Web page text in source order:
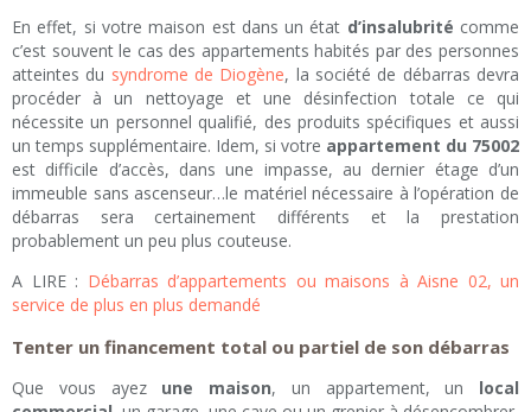
En effet, si votre maison est dans un état d’insalubrité comme
c’est souvent le cas des appartements habités par des personnes
atteintes du syndrome de Diogène, la société de débarras devra
procéder à un nettoyage et une désinfection totale ce qui
nécessite un personnel qualifié, des produits spécifiques et aussi
un temps supplémentaire. Idem, si votre appartement du 75002
est difficile d’accès, dans une impasse, au dernier étage d’un
immeuble sans ascenseur…le matériel nécessaire à l’opération de
débarras sera certainement différents et la prestation
probablement un peu plus couteuse.
A LIRE : Débarras d’appartements ou maisons à Aisne 02, un
service de plus en plus demandé
Tenter un financement total ou partiel de son débarras
Que vous ayez une maison, un appartement, un local